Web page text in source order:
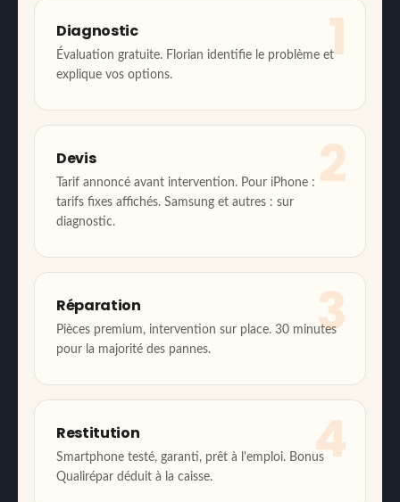
1
Diagnostic
Évaluation gratuite. Florian identifie le problème et
explique vos options.
2
Devis
Tarif annoncé avant intervention. Pour iPhone :
tarifs fixes affichés. Samsung et autres : sur
diagnostic.
3
Réparation
Pièces premium, intervention sur place. 30 minutes
pour la majorité des pannes.
4
Restitution
Smartphone testé, garanti, prêt à l'emploi. Bonus
Qualirépar déduit à la caisse.